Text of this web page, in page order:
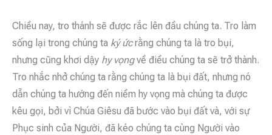
Chiều nay, tro thánh sẽ được rắc lên đầu chúng ta. Tro làm
sống lại trong chúng ta ký ứcrằng chúng ta là tro bụi,
nhưng cũng khơi dậy hy vọngvề điều chúng ta sẽ trở thành.
Tro nhắc nhở chúng ta rằng chúng ta là bụi đất, nhưng nó
dẫn chúng ta hướng đến niềm hy vọng mà chúng ta được
kêu gọi, bởi vì Chúa Giêsu đã bước vào bụi đất và, với sự
Phục sinh của Người, đã kéo chúng ta cùng Người vào